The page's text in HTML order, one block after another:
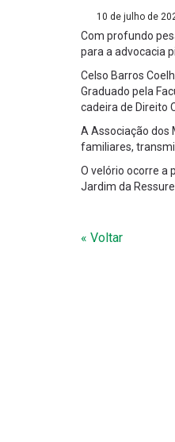
10 de julho de
Com profundo
para a advocacia
Celso Barros
Graduado pela
cadeira de Direito
A Associação dos
familiares,
O velório ocorre a
Jardim da
« Voltar